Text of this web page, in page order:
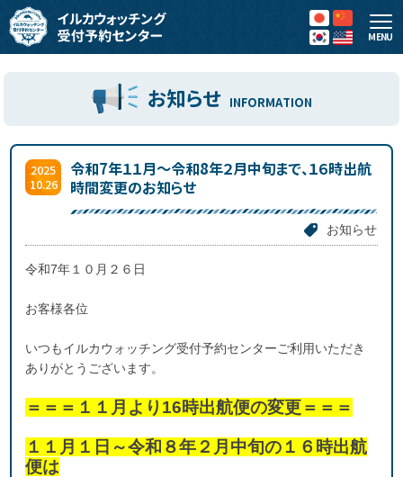
MENU
お知らせ INFORMATION
2025
10.26
令和7年１１月～令和8年２月中旬まで、１６時出航
時間変更のお知らせ
お知らせ
令和7年１０月２６日
お客様各位
いつもイルカウォッチング受付予約センターご利用いただき
ありがとうございます。
＝＝＝１１月より16時出航便の変更＝＝＝
１１月１日～令和８年２月中旬の１６時出航
便は